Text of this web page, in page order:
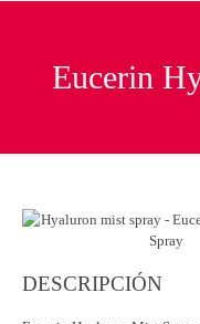
Eucerin
DESCRIPCIÓN